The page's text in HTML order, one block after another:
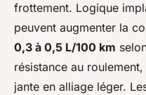
frottement. Logique
peuvent augmenter la
0,3 à 0,5 L/100 km
résistance au
jante en alliage léger.